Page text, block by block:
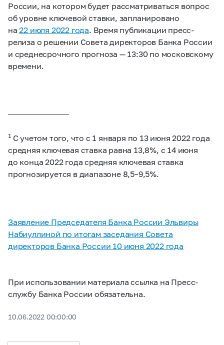
России, на котором будет рассматриваться вопрос
об уровне ключевой ставки, запланировано
на22 июля 2022 года. Время публикации пресс-
релиза о решении Совета директоров Банка России
и среднесрочного прогноза — 13:30 по московскому
времени.
1 С учетом того, что с 1 января по 13 июня 2022 года
средняя ключевая ставка равна 13,8%, с 14 июня
до конца 2022 года средняя ключевая ставка
прогнозируется в диапазоне 8,5–9,5%.
Заявление Председателя Банка России Эльвиры
Набиуллиной по итогам заседания Совета
директоров Банка России 10 июня 2022 года
При использовании материала ссылка на Пресс-
службу Банка России обязательна.
10.06.2022 00:00:00